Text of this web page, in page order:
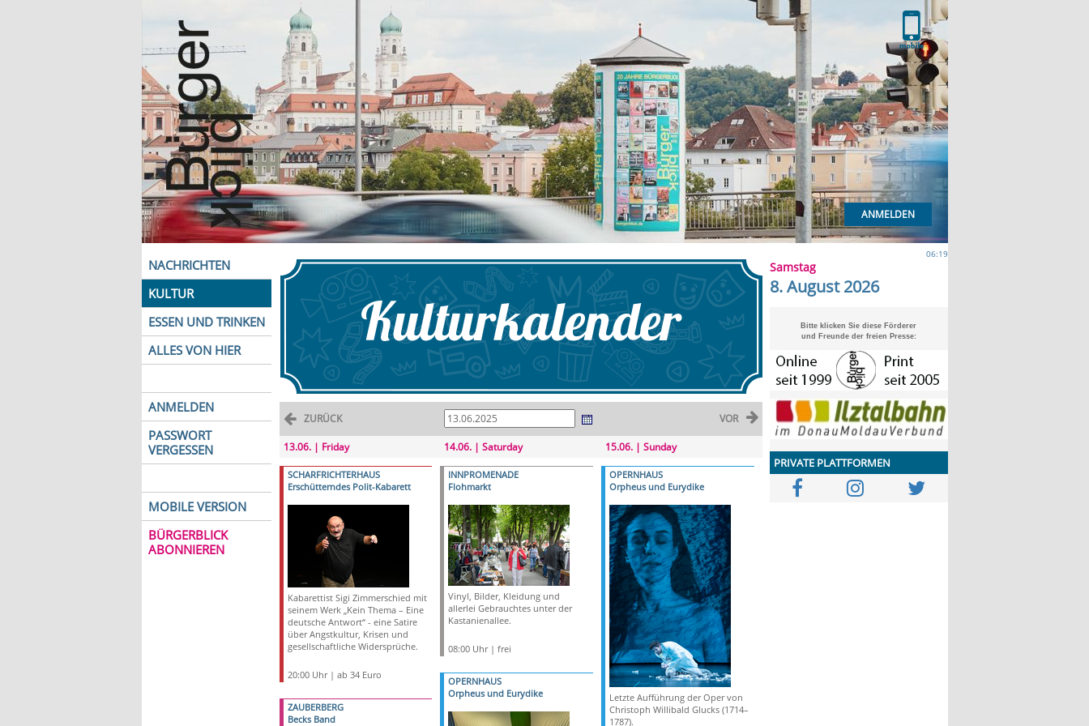
ANMELDEN
NACHRICHTEN
KULTUR
ESSEN UND TRINKEN
ALLES VON HIER
ANMELDEN
PASSWORT
VERGESSEN
MOBILE VERSION
BÜRGERBLICK
ABONNIEREN
ZURÜCK VOR
13.06. | Friday
SCHARFRICHTERHAUS
Erschütterndes Polit-Kabarett
Kabarettist Sigi Zimmerschied mit
seinem Werk „Kein Thema – Eine
deutsche Antwort“ - eine Satire
über Angstkultur, Krisen und
gesellschaftliche Widersprüche.
20:00 Uhr | ab 34 Euro
ZAUBERBERG
Becks Band
14.06. | Saturday
INNPROMENADE
Flohmarkt
Vinyl, Bilder, Kleidung und
allerlei Gebrauchtes unter der
Kastanienallee.
08:00 Uhr | frei
OPERNHAUS
Orpheus und Eurydike
15.06. | Sunday
OPERNHAUS
Orpheus und Eurydike
Letzte Aufführung der Oper von
Christoph Willibald Glucks (1714–
1787).
06:19
Samstag
8. August 2026
Bitte klicken Sie diese Förderer
und Freunde der freien Presse:
PRIVATE PLATTFORMEN